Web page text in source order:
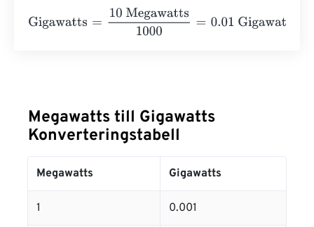
Gigawatts = 10 Megawatts1000=0.01 Gigawatts
Megawatts till Gigawatts
Konverteringstabell
Megawatts Gigawatts
1 0.001